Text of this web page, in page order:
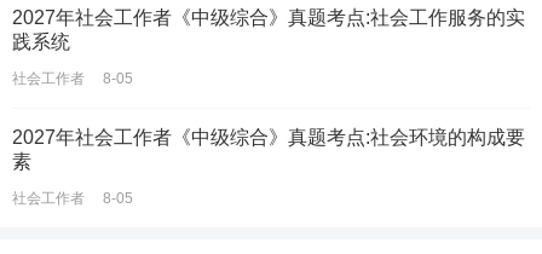
2027年社会工作者《中级综合》真题考点:社会工作服务的实
践系统
社会工作者 8-05
2027年社会工作者《中级综合》真题考点:社会环境的构成要
素
社会工作者 8-05